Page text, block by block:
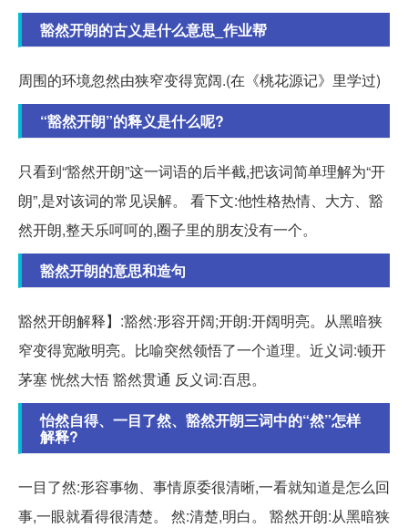
豁然开朗的古义是什么意思_作业帮
周围的环境忽然由狭窄变得宽阔.(在《桃花源记》里学过)
“豁然开朗”的释义是什么呢?
只看到“豁然开朗”这一词语的后半截,把该词简单理解为“开
朗”,是对该词的常见误解。 看下文:他性格热情、大方、豁
然开朗,整天乐呵呵的,圈子里的朋友没有一个。
豁然开朗的意思和造句
豁然开朗解释】:豁然:形容开阔;开朗:开阔明亮。从黑暗狭
窄变得宽敞明亮。比喻突然领悟了一个道理。近义词:顿开
茅塞 恍然大悟 豁然贯通 反义词:百思。
怡然自得、一目了然、豁然开朗三词中的“然”怎样
解释?
一目了然:形容事物、事情原委很清晰,一看就知道是怎么回
事,一眼就看得很清楚。 然:清楚,明白。 豁然开朗:从黑暗狭